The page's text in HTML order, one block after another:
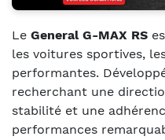
Le General G-MAX RS
les voitures sportives,
performantes.
recherchant une
stabilité et une
performances